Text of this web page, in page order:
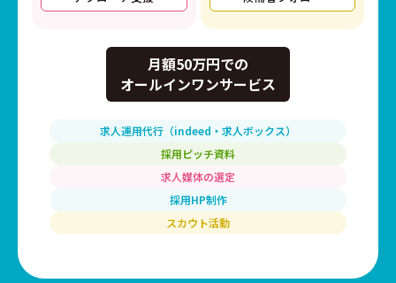
月額50万円での
オールインワンサービス
求人運用代行（indeed・求人ボックス）
採用ピッチ資料
求人媒体の選定
採用HP制作
スカウト活動